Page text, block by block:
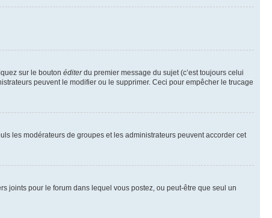
sur le bouton éditerdu premier message du sujet (c’est toujours celui
peuvent le modifier ou le supprimer. Ceci pour empêcher le trucage
les modérateurs de groupes et les administrateurs peuvent accorder cet
joints pour le forum dans lequel vous postez, ou peut-être que seul un